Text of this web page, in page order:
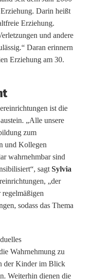
Darin heißt
Erziehung.
und andere
Daran erinnern
Erziehung am 30.
ist die
„Alle unsere
zum
und Kollegen
wahrnehmbar sind
sagt Sylvia
„der
sodass das Thema
Wahrnehmung zu
der Kinder im Blick
Weiterhin dienen die